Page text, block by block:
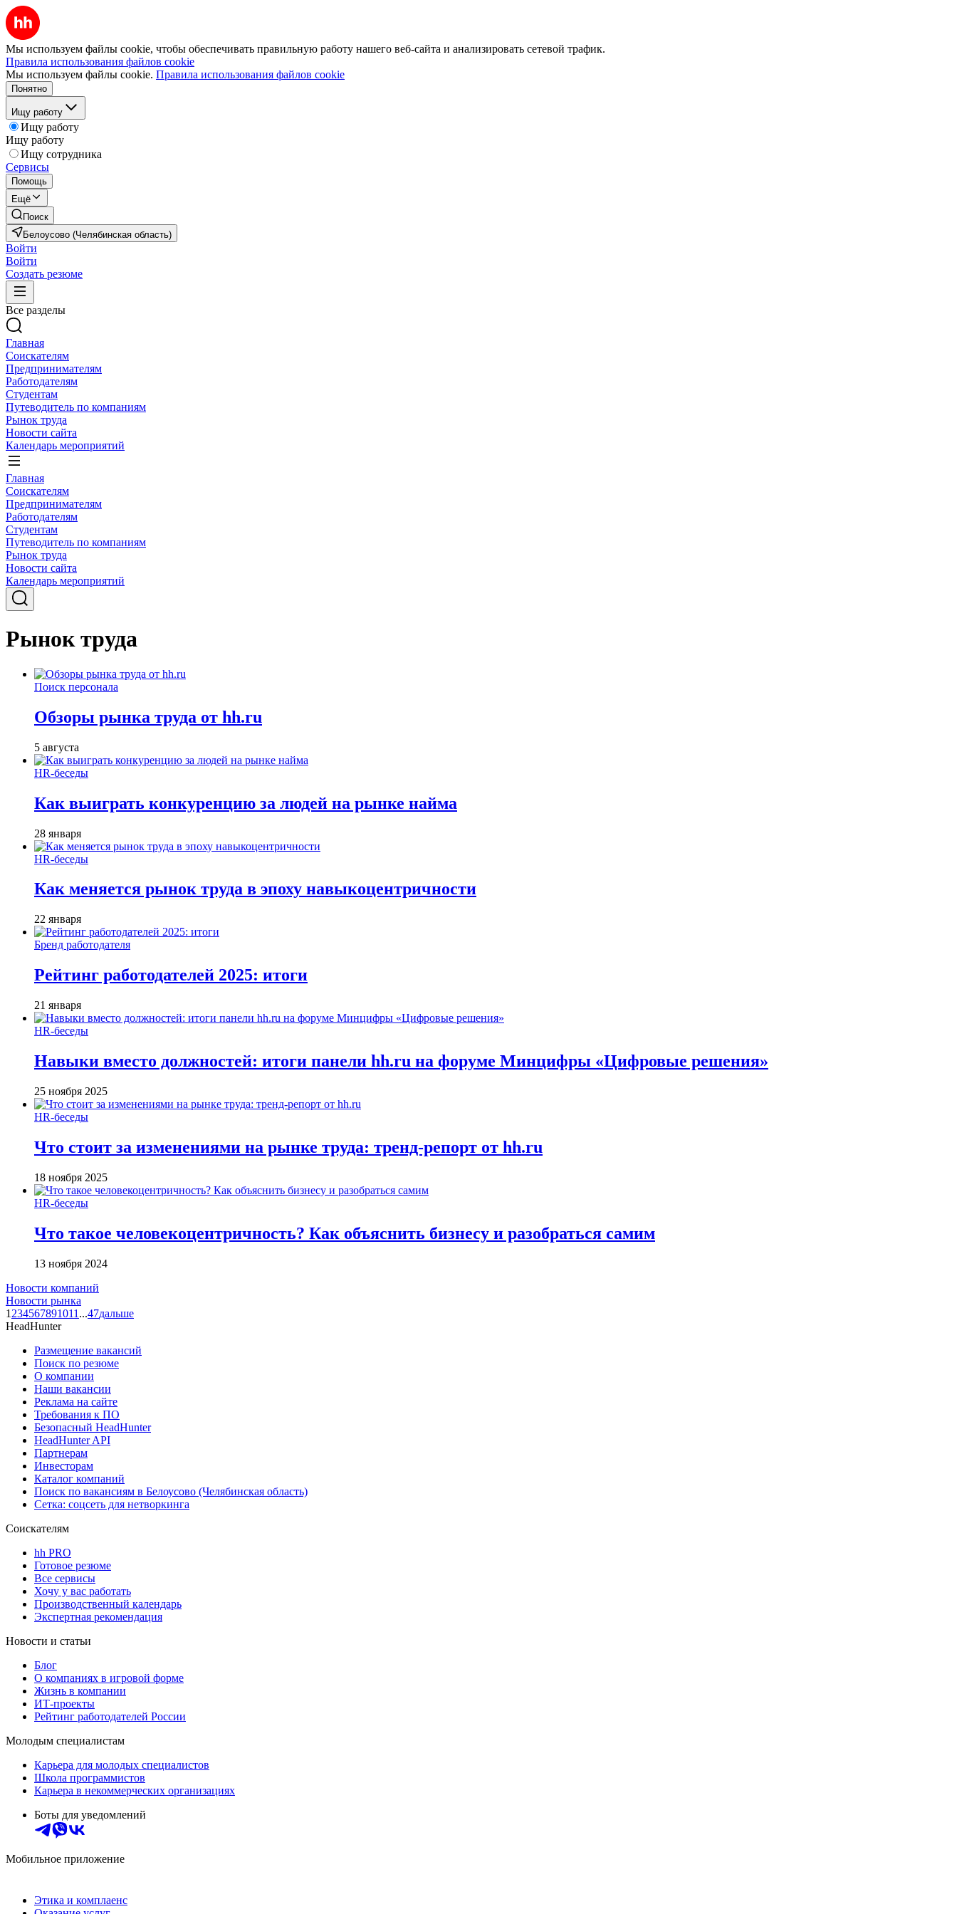
Мы используем файлы cookie, чтобы обеспечивать правильную работу нашего веб-сайта и анализировать сетевой трафик.
Правила использования файлов cookie
Мы используем файлы cookie. Правила использования файлов cookie
Понятно
Ищу работу
Ищу работу
Ищу работу
Ищу сотрудника
Сервисы
Помощь
Ещё
Поиск
Белоусово (Челябинская область)
Войти
Войти
Создать резюме
Все разделы
Главная
Соискателям
Предпринимателям
Работодателям
Студентам
Путеводитель по компаниям
Рынок труда
Новости сайта
Календарь мероприятий
Главная
Соискателям
Предпринимателям
Работодателям
Студентам
Путеводитель по компаниям
Рынок труда
Новости сайта
Календарь мероприятий
Рынок труда
Поиск персонала
Обзоры рынка труда от hh.ru
5 августа
HR-беседы
Как выиграть конкуренцию за людей на рынке найма
28 января
HR-беседы
Как меняется рынок труда в эпоху навыкоцентричности
22 января
Бренд работодателя
Рейтинг работодателей 2025: итоги
21 января
HR-беседы
Навыки вместо должностей: итоги панели hh.ru на форуме Минцифры «Цифровые решения»
25 ноября 2025
HR-беседы
Что стоит за изменениями на рынке труда: тренд-репорт от hh.ru
18 ноября 2025
HR-беседы
Что такое человеко­центричность? Как объяснить бизнесу и разобраться самим
13 ноября 2024
Новости компаний
Новости рынка
1 234567891011 ...47дальше
HeadHunter
Размещение вакансий
Поиск по резюме
О компании
Наши вакансии
Реклама на сайте
Требования к ПО
Безопасный HeadHunter
HeadHunter API
Партнерам
Инвесторам
Каталог компаний
Поиск по вакансиям в Белоусово (Челябинская область)
Сетка: соцсеть для нетворкинга
Соискателям
hh PRO
Готовое резюме
Все сервисы
Хочу у вас работать
Производственный календарь
Экспертная рекомендация
Новости и статьи
Блог
О компаниях в игровой форме
Жизнь в компании
ИТ-проекты
Рейтинг работодателей России
Молодым специалистам
Карьера для молодых специалистов
Школа программистов
Карьера в некоммерческих организациях
Боты для уведомлений
Мобильное приложение
Этика и комплаенс